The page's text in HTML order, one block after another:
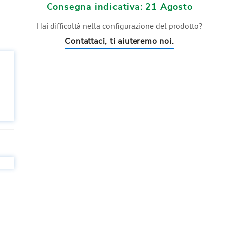
Consegna indicativa: 21 Agosto
Hai difficoltà nella configurazione del prodotto?
Contattaci, ti aiuteremo noi.